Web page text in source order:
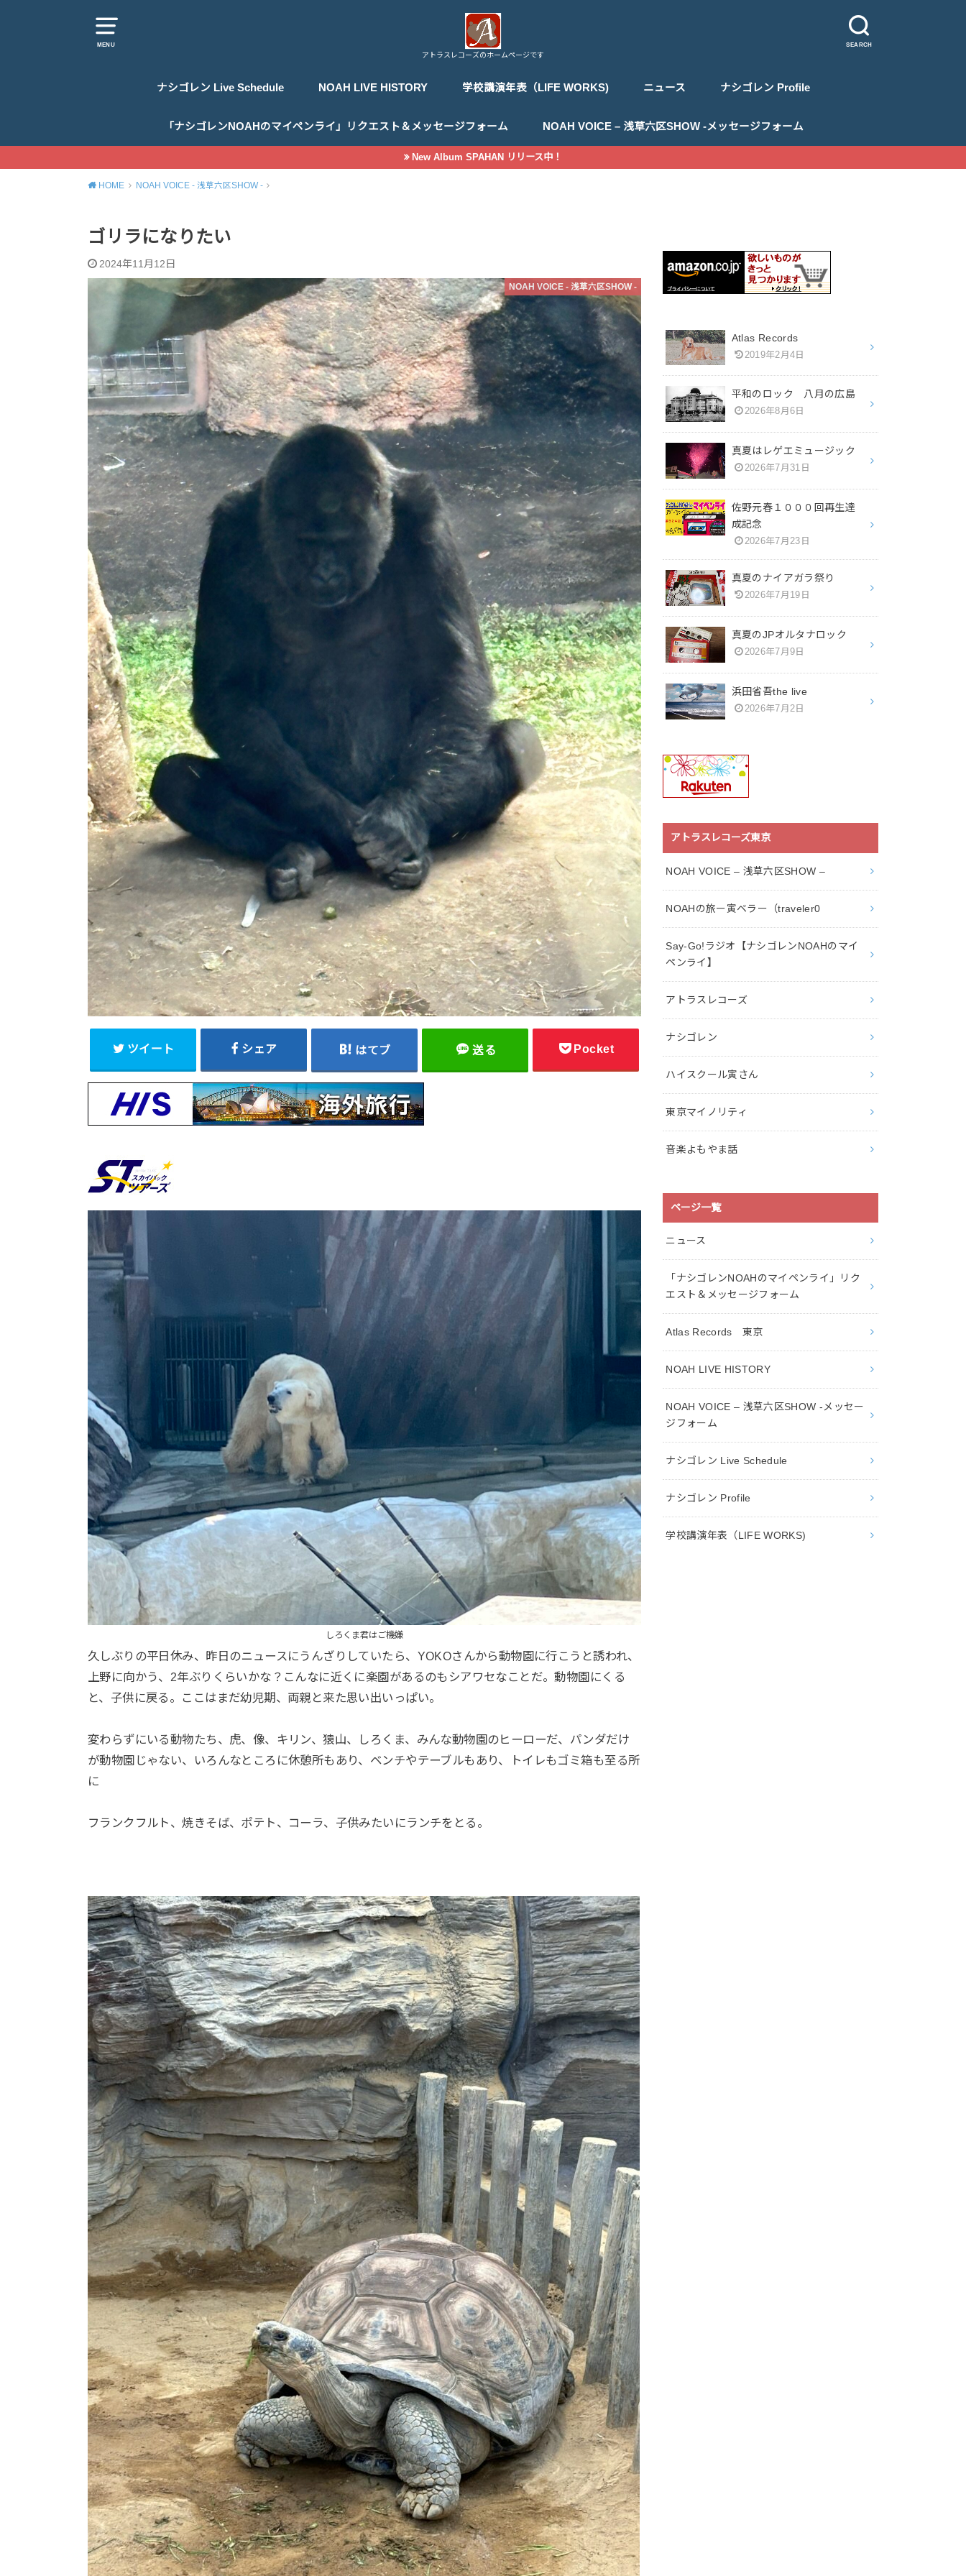
MENU SEARCH
アトラスレコーズのホームページです
ナシゴレン Live Schedule NOAH LIVE HISTORY 学校講演年表（LIFE WORKS) ニュース ナシゴレン Profile
「ナシゴレンNOAHのマイペンライ」リクエスト＆メッセージフォーム NOAH VOICE – 浅草六区SHOW -メッセージフォーム
New Album SPAHAN リリース中！
HOME NOAH VOICE - 浅草六区SHOW -
ゴリラになりたい
2024年11月12日
NOAH VOICE - 浅草六区SHOW -
ツイート シェア はてブ 送る Pocket
しろくま君はご機嫌
久しぶりの平日休み、昨日のニュースにうんざりしていたら、YOKOさんから動物園に行こうと誘われ、
上野に向かう、2年ぶりくらいかな？こんなに近くに楽園があるのもシアワセなことだ。動物園にくる
と、子供に戻る。ここはまだ幼児期、両親と来た思い出いっぱい。
変わらずにいる動物たち、虎、像、キリン、猿山、しろくま、みんな動物園のヒーローだ、パンダだけ
が動物園じゃない、いろんなところに休憩所もあり、ベンチやテーブルもあり、トイレもゴミ箱も至る所
に
フランクフルト、焼きそば、ポテト、コーラ、子供みたいにランチをとる。
Atlas Records
2019年2月4日
平和のロック 八月の広島
2026年8月6日
真夏はレゲエミュージック
2026年7月31日
佐野元春１０００回再生達
成記念
2026年7月23日
真夏のナイアガラ祭り
2026年7月19日
真夏のJPオルタナロック
2026年7月9日
浜田省吾the live
2026年7月2日
アトラスレコーズ東京
NOAH VOICE – 浅草六区SHOW –
NOAHの旅ー寅ベラー（traveler0
Say-Go!ラジオ【ナシゴレンNOAHのマイ
ペンライ】
アトラスレコーズ
ナシゴレン
ハイスクール寅さん
東京マイノリティ
音楽よもやま話
ページ一覧
ニュース
「ナシゴレンNOAHのマイペンライ」リク
エスト＆メッセージフォーム
Atlas Records 東京
NOAH LIVE HISTORY
NOAH VOICE – 浅草六区SHOW -メッセー
ジフォーム
ナシゴレン Live Schedule
ナシゴレン Profile
学校講演年表（LIFE WORKS)